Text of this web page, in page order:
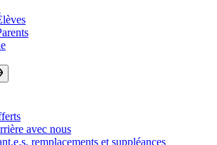
avec nous
remplacements et suppléances